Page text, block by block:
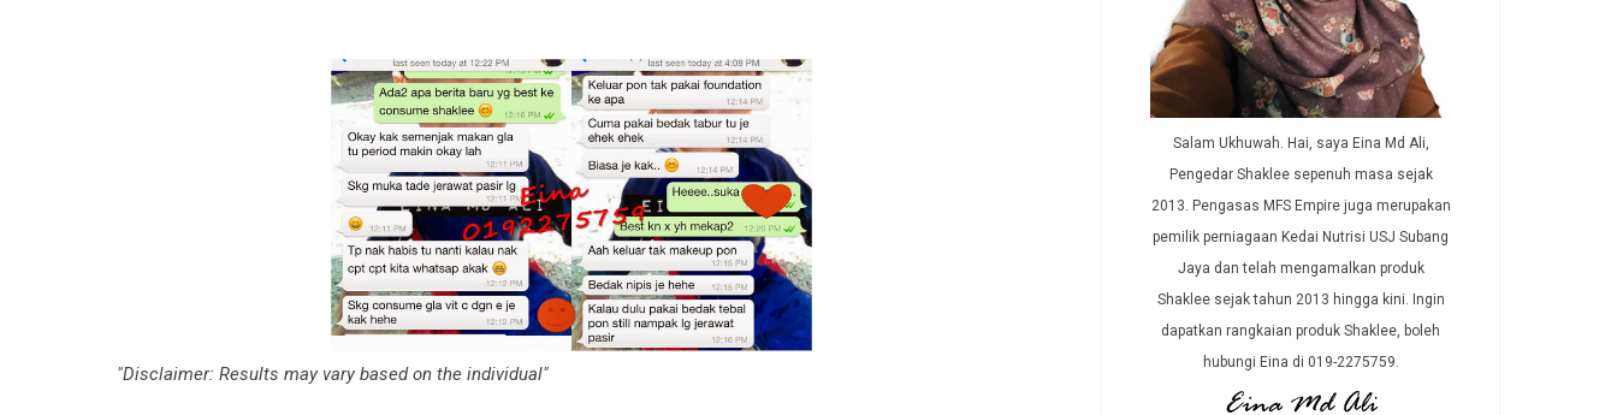
"Disclaimer: Results may vary based on the individual"
Salam Ukhuwah. Hai, saya Eina Md Ali,
Pengedar Shaklee sepenuh masa sejak
2013. Pengasas MFS Empire juga merupakan
pemilik perniagaan Kedai Nutrisi USJ Subang
Jaya dan telah mengamalkan produk
Shaklee sejak tahun 2013 hingga kini. Ingin
dapatkan rangkaian produk Shaklee, boleh
hubungi Eina di 019-2275759.